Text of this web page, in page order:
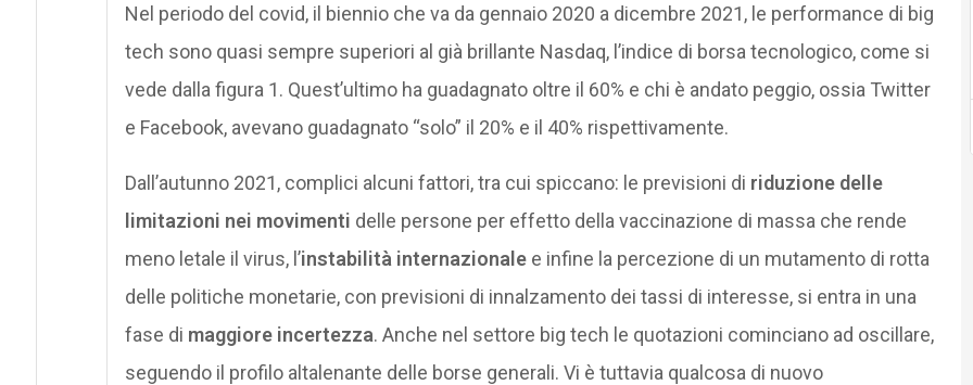
Nel periodo del covid, il biennio che va da gennaio 2020 a dicembre 2021, le performance di big
tech sono quasi sempre superiori al già brillante Nasdaq, l’indice di borsa tecnologico, come si
vede dalla figura 1. Quest’ultimo ha guadagnato oltre il 60% e chi è andato peggio, ossia Twitter
e Facebook, avevano guadagnato “solo” il 20% e il 40% rispettivamente.
Dall’autunno 2021, complici alcuni fattori, tra cui spiccano: le previsioni di riduzione delle
limitazioni nei movimenti delle persone per effetto della vaccinazione di massa che rende
meno letale il virus, l’instabilità internazionalee infine la percezione di un mutamento di rotta
delle politiche monetarie, con previsioni di innalzamento dei tassi di interesse, si entra in una
fase di maggiore incertezza. Anche nel settore big tech le quotazioni cominciano ad oscillare,
seguendo il profilo altalenante delle borse generali. Vi è tuttavia qualcosa di nuovo